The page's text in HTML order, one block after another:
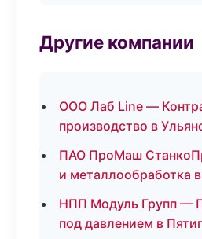
Другие компании
ООО Лаб Line —
производство в
ПАО ПроМаш
и металлообработка
НПП Модуль Групп —
под давлением в